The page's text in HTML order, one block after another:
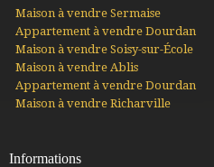
Maison à vendre Sermaise
Appartement à vendre Dourdan
Maison à vendre Soisy-sur-École
Maison à vendre Ablis
Appartement à vendre Dourdan
Maison à vendre Richarville
Informations